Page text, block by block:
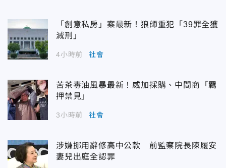
「創意私房」案最新！狼師重犯「39罪全獲
減刑」
4小時前 社會
苦茶毒油風暴最新！威加採購、中間商「羈
押禁見」
3小時前 社會
涉嫌挪用辭修高中公款 前監察院長陳履安
妻兒出庭全認罪